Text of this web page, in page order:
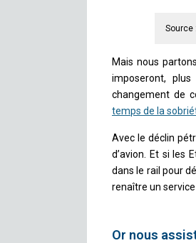
Source
Mais nous
imposeront,
changement de
temps de la
Avec le déclin
d’avion. Et si les
dans le rail pour
renaître un
Or nous